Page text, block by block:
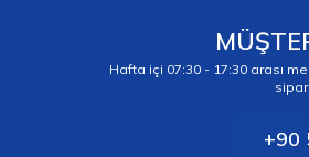
Hafta içi 07:30 - 17:30 arası
+90